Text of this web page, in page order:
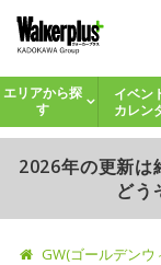
エリアから探
す
イベン
カレン
2026年の更新は
どう
GW(ゴールデンウ